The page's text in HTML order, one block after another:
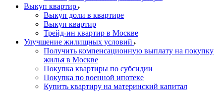
Выкуп квартир
Выкуп доли в квартире
Выкуп квартир
Трейд-ин квартир в Москве
Улучшение жилищных условий
Получить компенсационную выплату на покупку
жилья в Москве
Покупка квартиры по субсидии
Покупка по военной ипотеке
Купить квартиру на материнский капитал